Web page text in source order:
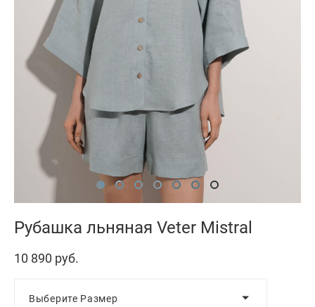
Рубашка льняная Veter Mistral
10 890 pуб.
Выберите Размер